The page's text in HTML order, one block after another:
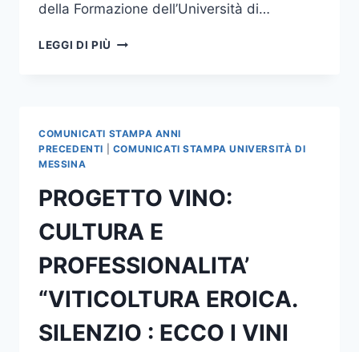
della Formazione dell’Università di…
LEGGI DI PIÙ INCONTRO
DELLA
COMUNICATI STAMPA ANNI
PRECEDENTI
COMUNICATI STAMPA UNIVERSITÀ DI
MESSINA
PROGETTO VINO:
CULTURA E
PROFESSIONALITA’
“VITICOLTURA EROICA.
SILENZIO : ECCO I VINI